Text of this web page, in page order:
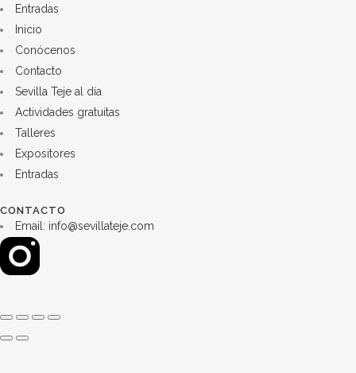
Entradas
Inicio
Conócenos
Contacto
Sevilla Teje al día
Actividades gratuitas
Talleres
Expositores
Entradas
CONTACTO
Email: info@sevillateje.com